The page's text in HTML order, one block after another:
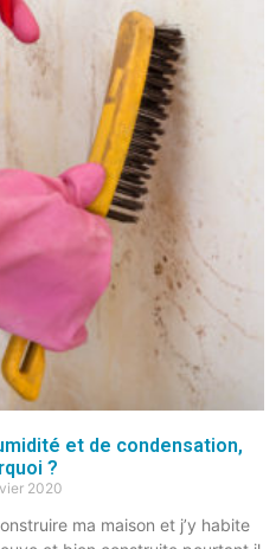
et de condensation,
?
2020
ma maison et j’y habite